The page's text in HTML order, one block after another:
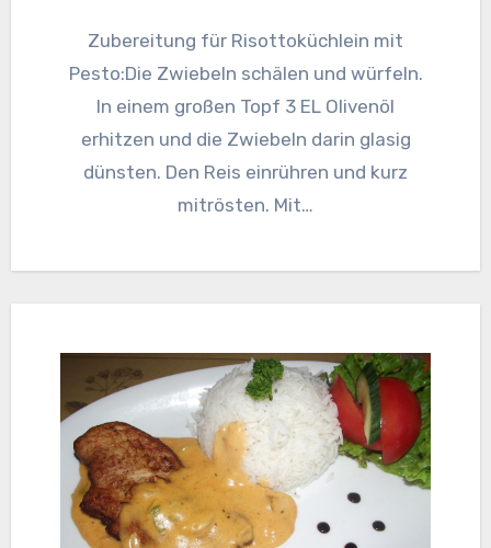
Zubereitung für Risottoküchlein mit
Pesto:Die Zwiebeln schälen und würfeln.
In einem großen Topf 3 EL Olivenöl
erhitzen und die Zwiebeln darin glasig
dünsten. Den Reis einrühren und kurz
mitrösten. Mit…